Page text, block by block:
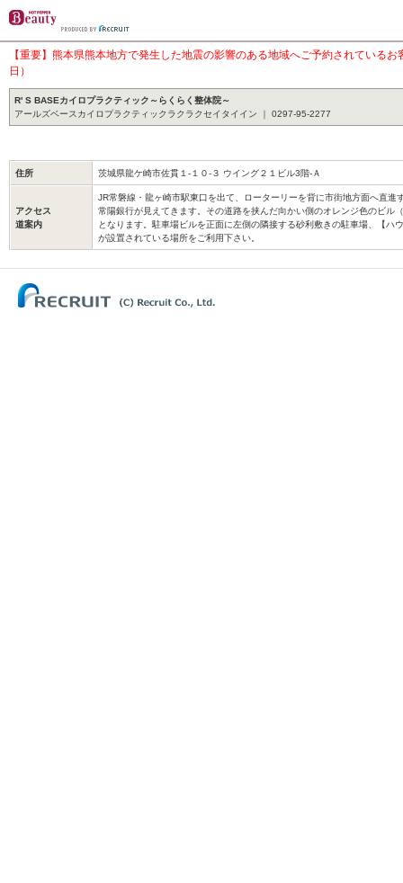
【重要】熊本県熊本地方で発生した地震の影響のある地域へご予約されている
日）
R' S BASEカイロプラクティック～らくらく整体院～
アールズベースカイロプラクティックラクラクセイタイイン ｜ 0297-95-2277
住所 茨城県龍ケ崎市佐貫１‐１０‐３ ウイング２１ビル3階-Ａ
アクセス
道案内
JR常磐線・龍ヶ崎市駅東口を出て、ローターリーを背に市街地方面へ直進
常陽銀行が見えてきます。その道路を挟んだ向かい側のオレンジ色のビル
となります。駐車場ビルを正面に左側の隣接する砂利敷きの駐車場、【ハ
が設置されている場所をご利用下さい。